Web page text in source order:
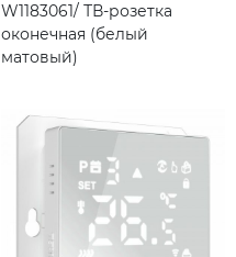
W1183061/ ТВ-розетка
оконечная (белый
матовый)